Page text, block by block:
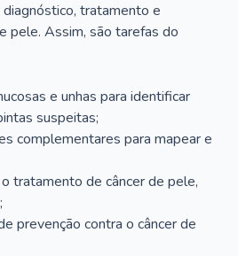
tratamento e
pele. Assim, são tarefas do
e unhas para identificar
suspeitas;
complementares para mapear e
tratamento de câncer de pele,
prevenção contra o câncer de